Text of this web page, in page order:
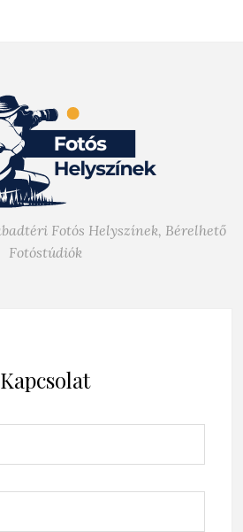
Fotós Helyszínek, Bérelhető
Fotóstúdiók
Kapcsolat